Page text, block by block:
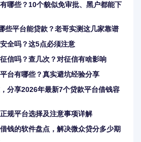
哪些？10个貌似免审批、黑户都能下
些平台能贷款？老哥实测这几家靠谱
全吗？这5点必须注意
信吗？查几次？对征信有啥影响
台有哪些？真实避坑经验分享
分享2026年最新7个贷款平台借钱容
规平台选择及注意事项详解
钱的软件盘点，解决微众贷分多少期